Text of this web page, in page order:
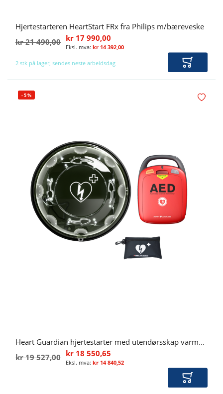
Hjertestarteren HeartStart FRx fra Philips m/bæreveske
kr 17 990,00
kr 14 392,00
kr 21 490,00
2 stk på lager, sendes neste arbeidsdag Legg i
Heart Guardian hjertestarter med utendørsskap varmeskap
kr 18 550,65
kr 14 840,52
kr 19 527,00
Legg i
Legg i
-5%